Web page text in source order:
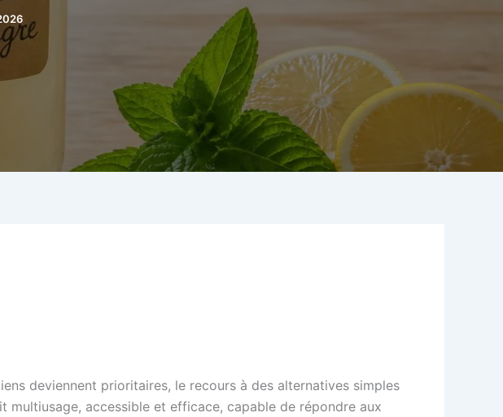
deviennent prioritaires, le recours à des alternatives simples
multiusage, accessible et efficace, capable de répondre aux